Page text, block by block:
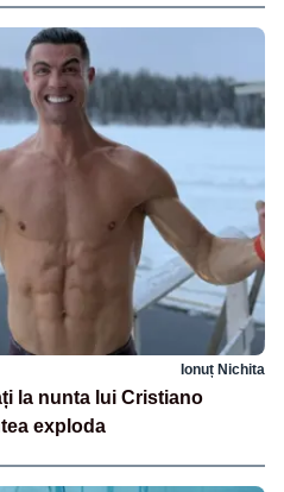
Ionuț Nichita
la nunta lui Cristiano
exploda